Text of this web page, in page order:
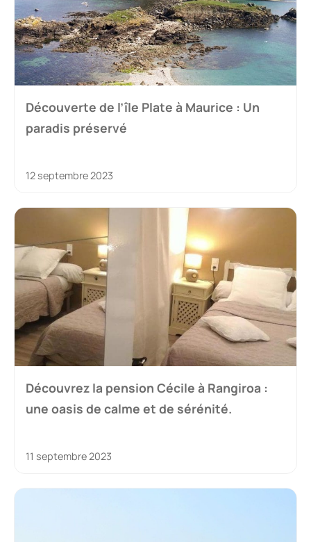
Découverte de l’île Plate à Maurice : Un
paradis préservé
12 septembre 2023
Découvrez la pension Cécile à Rangiroa :
une oasis de calme et de sérénité.
11 septembre 2023